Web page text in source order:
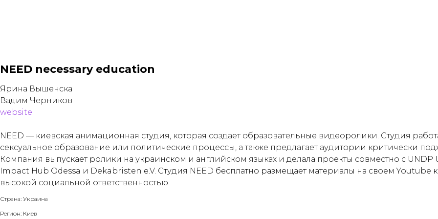
NEED necessary education
Ярина Вышенска
Вадим Черников
website
NEED — киевская анимационная студия, которая создает образовательные видеоролики. Студия
сексуальное образование или политические процессы, а также предлагает аудитории критически
Компания выпускает ролики на украинском и английском языках и делала проекты совместно с
Impact Hub Odessa и Dekabristen e.V. Студия NEED бесплатно размещает материалы на своем Youtube
высокой социальной ответственностью.
Страна: Украина
Регион: Киев